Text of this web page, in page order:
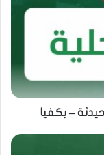
– بكفيا